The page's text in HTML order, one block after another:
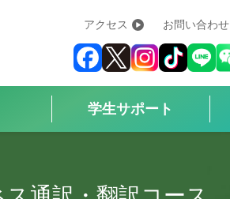
アクセス お問い合わせ
学生サポート
学校紹介+
学科・コース+
受験生+